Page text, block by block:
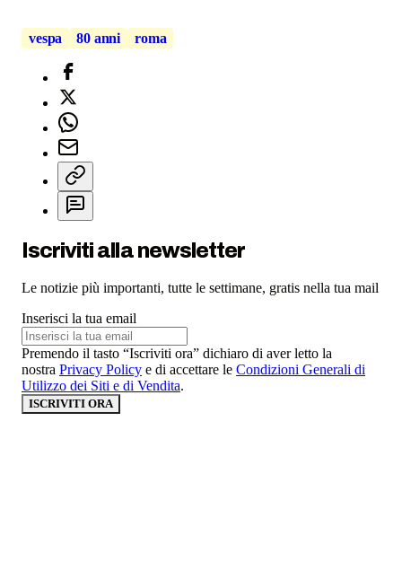
vespa 80 anni roma
Iscriviti alla newsletter
Le notizie più importanti, tutte le settimane, gratis nella tua mail
Inserisci la tua email
Premendo il tasto “Iscriviti ora” dichiaro di aver letto la
nostra Privacy Policy e di accettare le Condizioni Generali di
Utilizzo dei Siti e di Vendita.
ISCRIVITI ORA